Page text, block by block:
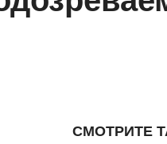
СМОТРИТЕ